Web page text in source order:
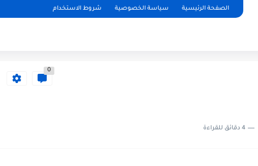
الصفحة الرئيسية سياسة الخصوصية شروط الاستخدام
0
4 دقائق للقراءة